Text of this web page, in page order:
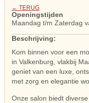
← TERUG
Openingstijden
Maandag t/m Zaterdag
Beschrijving:
Kom binnen voor een
in Valkenburg, vlakbij
geniet van een luxe,
met zorg en elegantie
Onze salon biedt